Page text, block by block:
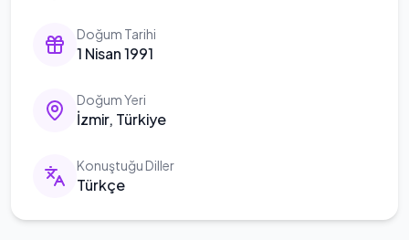
Doğum Tarihi
1 Nisan 1991
Doğum Yeri
İzmir, Türkiye
Konuştuğu Diller
Türkçe